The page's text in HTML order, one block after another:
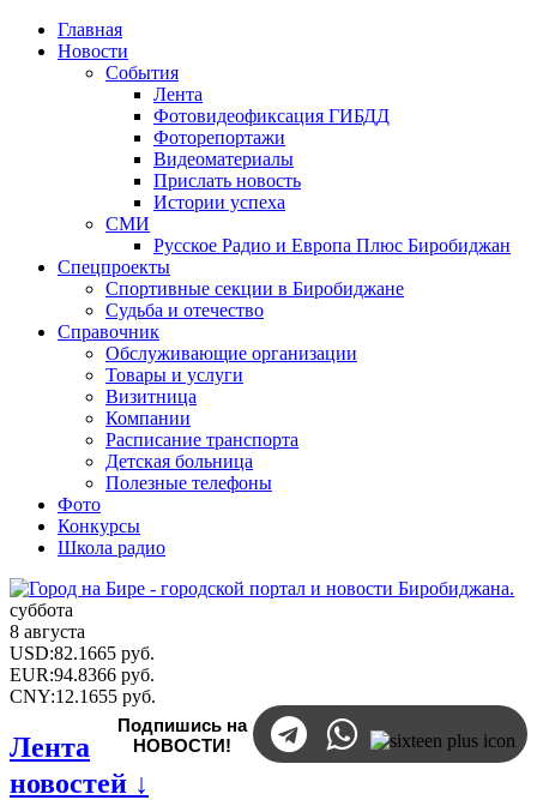
Главная
Новости
События
Лента
Фотовидеофиксация ГИБДД
Фоторепортажи
Видеоматериалы
Прислать новость
Истории успеха
СМИ
Русское Радио и Европа Плюс Биробиджан
Спецпроекты
Спортивные секции в Биробиджане
Судьба и отечество
Справочник
Обслуживающие организации
Товары и услуги
Визитница
Компании
Расписание транспорта
Детская больница
Полезные телефоны
Фото
Конкурсы
Школа радио
суббота
8 августа
USD:82.1665 руб.
EUR:94.8366 руб.
CNY:12.1655 руб.
Подпишись на
НОВОСТИ!
Лента
новостей ↓